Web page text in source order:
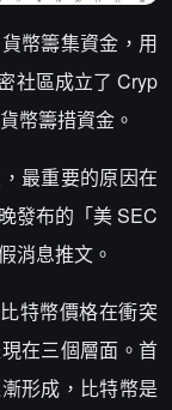
幣籌集資金，用
社區成立了 Cryp
幣籌措資金。
最重要的原因在
發布的「美 SEC
消息推文。
特幣價格在衝突
在三個層面。首
形成，比特幣是